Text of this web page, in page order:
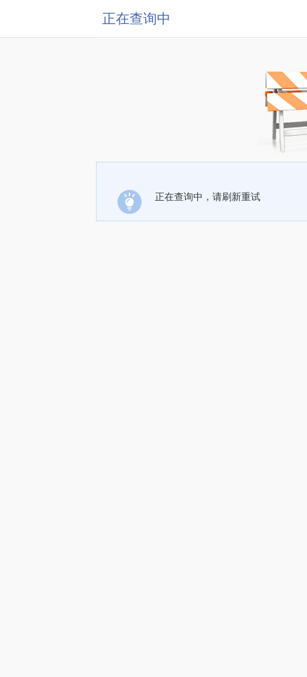
正在查询中
正在查询中，请刷新重试